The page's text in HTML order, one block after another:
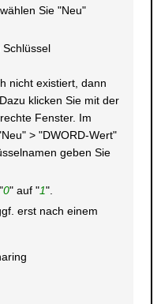
Sie "Neu"
nicht existiert, dann
klicken Sie mit der
Fenster. Im
> "DWORD-Wert"
geben Sie
0" auf "1".
erst nach einem